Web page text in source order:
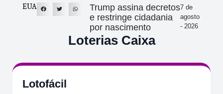
EUA
Trump assina decretos
e restringe cidadania
por nascimento
7 de
agosto
- 2026
Loterias Caixa
Lotofácil